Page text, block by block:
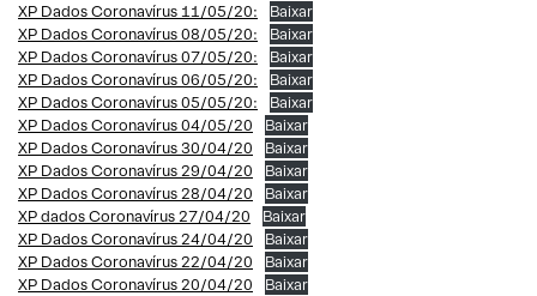
XP Dados Coronavírus 11/05/20:
Baixar
XP Dados Coronavírus 08/05/20:
Baixar
XP Dados Coronavírus 07/05/20:
Baixar
XP Dados Coronavírus 06/05/20:
Baixar
XP Dados Coronavírus 05/05/20:
Baixar
XP Dados Coronavírus 04/05/20
Baixar
XP Dados Coronavírus 30/04/20
Baixar
XP Dados Coronavírus 29/04/20
Baixar
XP Dados Coronavírus 28/04/20
Baixar
XP dados Coronavírus 27/04/20
Baixar
XP Dados Coronavírus 24/04/20
Baixar
XP Dados Coronavírus 22/04/20
Baixar
XP Dados Coronavírus 20/04/20
Baixar